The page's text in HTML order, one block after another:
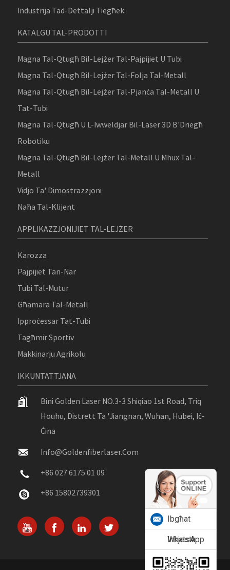
Industrija Tad-Dettalji Tiegħek.
KATALGU TAL-PRODOTTI
Magna Tal-Qtugħ Bil-Lejżer Tal-Pajpijiet U Tubi
Magna Tal-Qtugħ Bil-Lejżer Tal-Folja Tal-Metall
Magna Tal-Qtugħ Bil-Lejżer Tal-Pjanċa Tal-Metall U
Tat-Tubi
Magna Tal-Qtugħ U L-Iwweldjar Bil-Laser 3D B'Driegħ
Robotiku
Magna Tal-Qtugħ Bil-Lejżer Tal-Metall U Mhux Tal-
Metall
Vidjo Ta' Dimostrazzjoni
Naħa Tal-Klijent
APPLIKAZZJONIJIET TAL-LEJŻER
Karozza
Pajpijiet Tan-Nar
Tubi Tal-Mutur
Għamara Tal-Metall
Ipproċessar Tat-Tubi
Tagħmir Sportiv
Makkinarju Agrikolu
IKKUNTATTJANA
Bini Golden Laser NO.3-3 Shiqiao 1st Road, Triq
Houhu, Distrett Ta 'Jiangnan, Wuhan, Hubei, Iċ-
Ċina
Info@goldenfiberlaser.com
+86 027 6175 01 09
+86 15802739301
Ibgħat
Inkjesta
WhatsApp